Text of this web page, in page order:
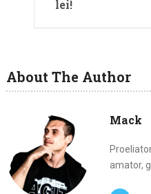
lei!
About The Author
Mack
amator,